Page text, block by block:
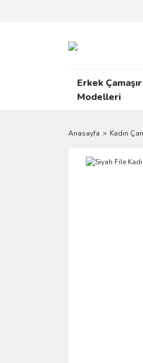
Erkek Çamaşır
Modelleri
Anasayfa Kadın